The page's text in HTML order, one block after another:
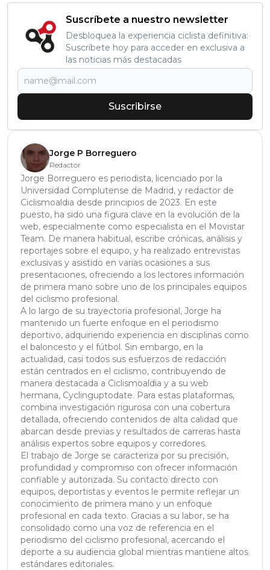
Suscríbete a nuestro newsletter
Desbloquea la experiencia ciclista definitiva:
Suscríbete hoy para acceder en exclusiva a
las noticias más destacadas
Suscribirse
Jorge P Borreguero
Redactor
Jorge Borreguero es periodista, licenciado por la
Universidad Complutense de Madrid, y redactor de
Ciclismoaldia desde principios de 2023. En este
puesto, ha sido una figura clave en la evolución de la
web, especialmente como especialista en el Movistar
Team. De manera habitual, escribe crónicas, análisis y
reportajes sobre el equipo, y ha realizado entrevistas
exclusivas y asistido en varias ocasiones a sus
presentaciones, ofreciendo a los lectores información
de primera mano sobre uno de los principales equipos
del ciclismo profesional.
A lo largo de su trayectoria profesional, Jorge ha
mantenido un fuerte enfoque en el periodismo
deportivo, adquiriendo experiencia en disciplinas como
el baloncesto y el fútbol. Sin embargo, en la
actualidad, casi todos sus esfuerzos de redacción
están centrados en el ciclismo, contribuyendo de
manera destacada a Ciclismoaldia y a su web
hermana, Cyclinguptodate. Para estas plataformas,
combina investigación rigurosa con una cobertura
detallada, ofreciendo contenidos de alta calidad que
abarcan desde previas y resultados de carreras hasta
análisis expertos sobre equipos y corredores.
El trabajo de Jorge se caracteriza por su precisión,
profundidad y compromiso con ofrecer información
confiable y autorizada. Su contacto directo con
equipos, deportistas y eventos le permite reflejar un
conocimiento de primera mano y un enfoque
profesional en cada texto. Gracias a su labor, se ha
consolidado como una voz de referencia en el
periodismo del ciclismo profesional, acercando el
deporte a su audiencia global mientras mantiene altos
estándares editoriales.